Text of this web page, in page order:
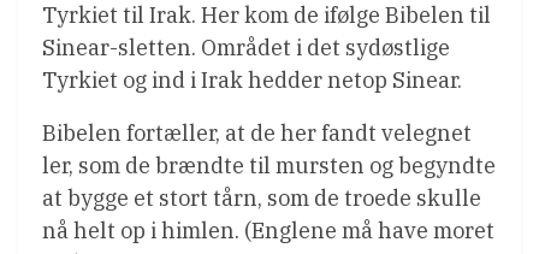
Tyrkiet til Irak. Her kom de ifølge Bibelen til
Sinear-sletten. Området i det sydøstlige
Tyrkiet og ind i Irak hedder netop Sinear.
Bibelen fortæller, at de her fandt velegnet
ler, som de brændte til mursten og begyndte
at bygge et stort tårn, som de troede skulle
nå helt op i himlen. (Englene må have moret